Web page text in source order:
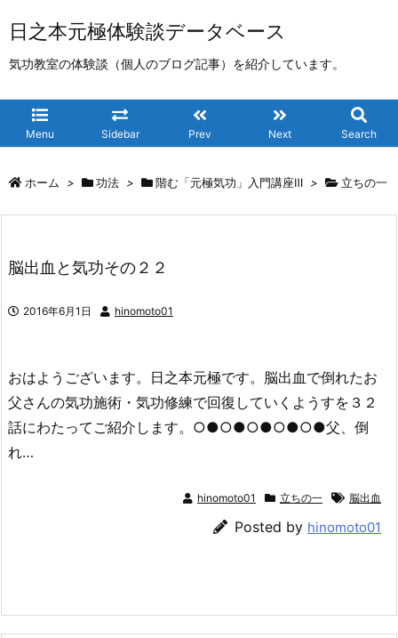
日之本元極体験談データベース
気功教室の体験談（個人のブログ記事）を紹介しています。
Menu Sidebar Prev Next Search
ホーム > 功法 > 階む「元極気功」入門講座Ⅲ > 立ちの一
脳出血と気功その２２
2016年6月1日 hinomoto01
おはようございます。日之本元極です。脳出血で倒れたお
父さんの気功施術・気功修練で回復していくようすを３２
話にわたってご紹介します。○●○●○●○●○●父、倒
れ…
hinomoto01 立ちの一 脳出血
Posted by hinomoto01